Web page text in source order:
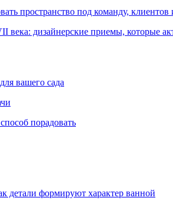
пространство под команду, клиентов
века: дизайнерские приемы, которые
вашего сада
порадовать
детали формируют характер ванной